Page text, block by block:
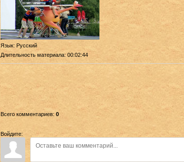
Язык: Русский
Длительность материала: 00:02:44
Всего комментариев: 0
Войдите: